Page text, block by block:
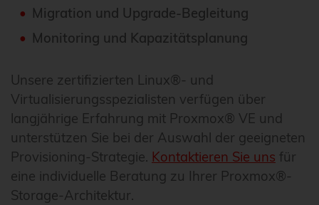
Migration und Upgrade-Begleitung
Monitoring und Kapazitätsplanung
Unsere zertifizierten Linux®- und
Virtualisierungsspezialisten verfügen über
langjährige Erfahrung mit Proxmox® VE und
unterstützen Sie bei der Auswahl der geeigneten
Provisioning-Strategie. Kontaktieren Sie uns für
eine individuelle Beratung zu Ihrer Proxmox®-
Storage-Architektur.